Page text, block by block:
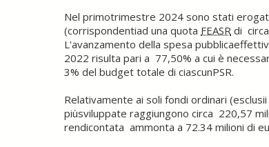
Nel primotrimestre 2024 sono stati
(corrispondentiad una quota FEASR di
L'avanzamento della spesa
2022 risulta pari a 77,50% a cui è
3% del budget totale di ciascunPSR.
Relativamente ai soli fondi ordinari
piùsviluppate raggiungono circa 220,57
rendicontata ammonta a 72.34 milioni di